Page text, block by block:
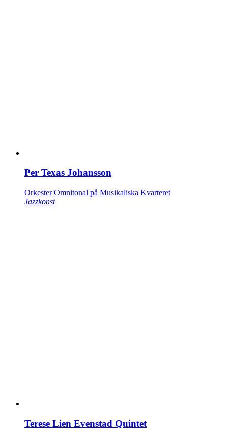
Per Texas Johansson
Orkester Omnitonal på Musikaliska Kvarteret
Jazzkonst
Terese Lien Evenstad Quintet